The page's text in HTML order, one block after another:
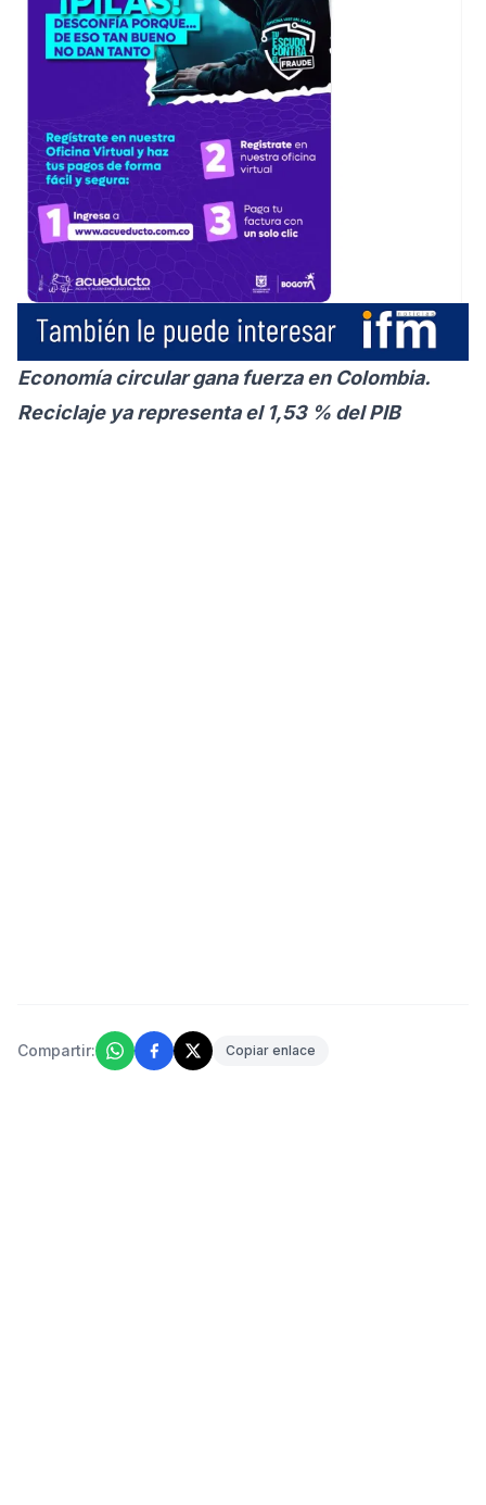
Economía circular gana fuerza en Colombia.
Reciclaje ya representa el 1,53 % del PIB
Compartir: Copiar enlace